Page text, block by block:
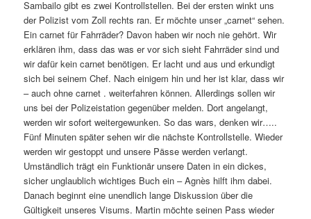
Sambailo gibt es zwei Kontrollstellen. Bei der ersten winkt uns
der Polizist vom Zoll rechts ran. Er möchte unser „carnet“ sehen.
Ein carnet für Fahrräder? Davon haben wir noch nie gehört. Wir
erklären ihm, dass das was er vor sich sieht Fahrräder sind und
wir dafür kein carnet benötigen. Er lacht und aus und erkundigt
sich bei seinem Chef. Nach einigem hin und her ist klar, dass wir
– auch ohne carnet . weiterfahren können. Allerdings sollen wir
uns bei der Polizeistation gegenüber melden. Dort angelangt,
werden wir sofort weitergewunken. So das wars, denken wir…..
Fünf Minuten später sehen wir die nächste Kontrollstelle. Wieder
werden wir gestoppt und unsere Pässe werden verlangt.
Umständlich trägt ein Funktionär unsere Daten in ein dickes,
sicher unglaublich wichtiges Buch ein – Agnès hilft ihm dabei.
Danach beginnt eine unendlich lange Diskussion über die
Gültigkeit unseres Visums. Martin möchte seinen Pass wieder